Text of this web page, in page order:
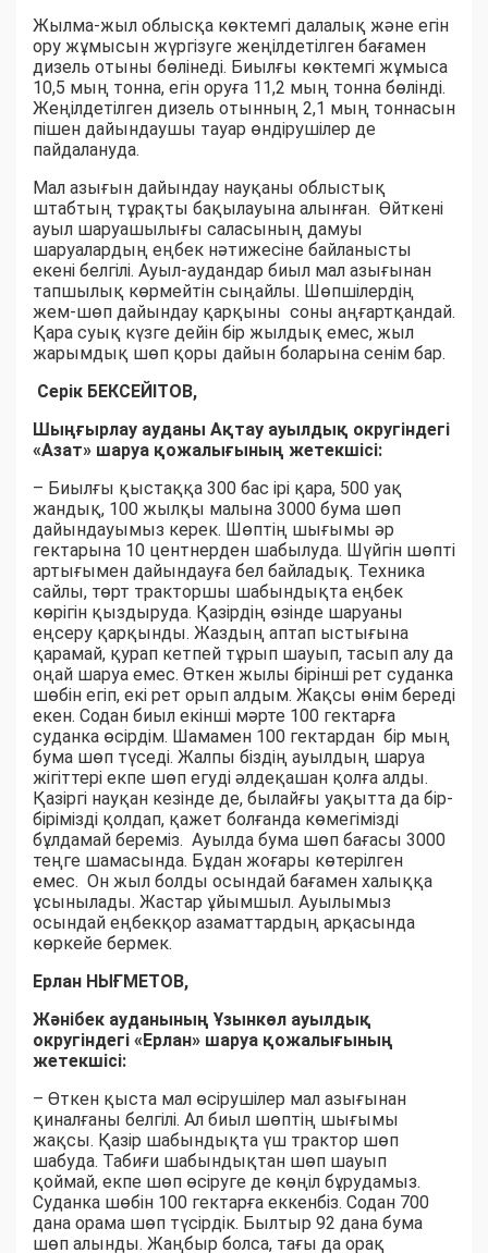
Жылма-жыл облысқа көктемгі далалық және егін
ору жұмысын жүргізуге жеңілдетілген бағамен
дизель отыны бөлінеді. Биылғы көктемгі жұмыса
10,5 мың тонна, егін оруға 11,2 мың тонна бөлінді.
Жеңілдетілген дизель отынның 2,1 мың тоннасын
пішен дайындаушы тауар өндірушілер де
пайдалануда.
Мал азығын дайындау науқаны облыстық
штабтың тұрақты бақылауына алынған. Өйткені
ауыл шаруашылығы саласының дамуы
шаруалардың еңбек нәтижесіне байланысты
екені белгілі. Ауыл-аудандар биыл мал азығынан
тапшылық көрмейтін сыңайлы. Шөпшілердің
жем-шөп дайындау қарқыны соны аңғартқандай.
Қара суық күзге дейін бір жылдық емес, жыл
жарымдық шөп қоры дайын боларына сенім бар.
Серік БЕКСЕЙІТОВ,
Шыңғырлау ауданы Ақтау ауылдық округіндегі
«Азат» шаруа қожалығының жетекшісі:
– Биылғы қыстаққа 300 бас ірі қара, 500 уақ
жандық, 100 жылқы малына 3000 бума шөп
дайындауымыз керек. Шөптің шығымы әр
гектарына 10 центнерден шабылуда. Шүйгін шөпті
артығымен дайындауға бел байладық. Техника
сайлы, төрт тракторшы шабындықта еңбек
көрігін қыздыруда. Қазірдің өзінде шаруаны
еңсеру қарқынды. Жаздың аптап ыстығына
қарамай, қурап кетпей тұрып шауып, тасып алу да
оңай шаруа емес. Өткен жылы бірінші рет суданка
шөбін егіп, екі рет орып алдым. Жақсы өнім береді
екен. Содан биыл екінші мәрте 100 гектарға
суданка өсірдім. Шамамен 100 гектардан бір мың
бума шөп түседі. Жалпы біздің ауылдың шаруа
жігіттері екпе шөп егуді әлдеқашан қолға алды.
Қазіргі науқан кезінде де, былайғы уақытта да бір-
бірімізді қолдап, қажет болғанда көмегімізді
бұлдамай береміз. Ауылда бума шөп бағасы 3000
теңге шамасында. Бұдан жоғары көтерілген
емес. Он жыл болды осындай бағамен халыққа
ұсынылады. Жастар ұйымшыл. Ауылымыз
осындай еңбекқор азаматтардың арқасында
көркейе бермек.
Ерлан НЫҒМЕТОВ,
Жәнібек ауданының Ұзынкөл ауылдық
округіндегі «Ерлан» шаруа қожалығының
жетекшісі:
– Өткен қыста мал өсірушілер мал азығынан
қиналғаны белгілі. Ал биыл шөптің шығымы
жақсы. Қазір шабындықта үш трактор шөп
шабуда. Табиғи шабындықтан шөп шауып
қоймай, екпе шөп өсіруге де көңіл бұрудамыз.
Суданка шөбін 100 гектарға еккенбіз. Содан 700
дана орама шөп түсірдік. Былтыр 92 дана бума
шөп алынды. Жаңбыр болса, тағы да орақ